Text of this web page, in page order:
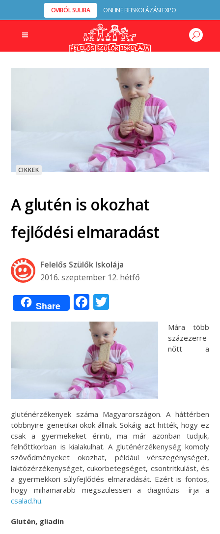
OVIBÓL SULIBA ONLINE BEISKOLÁZÁSI EXPO
CIKKEK
A glutén is okozhat
fejlődési elmaradást
Felelős Szülők Iskolája
2016. szeptember 12. hétfő
Share Facebook
Mára több
százezerre
nőtt a
gluténérzékenyek száma Magyarországon. A háttérben
többnyire genetikai okok állnak. Sokáig azt hitték, hogy ez
csak a gyermekeket érinti, ma már azonban tudjuk,
felnőttkorban is kialakulhat. A gluténérzékenység komoly
szövődményeket okozhat, például vérszegénységet,
laktózérzékenységet, cukorbetegséget, csontritkulást, és
a gyermekkori súlyfejlődés elmaradását. Ezért is fontos,
hogy mihamarabb megszülessen a diagnózis -írja a
csalad.hu.
Glutén, gliadin